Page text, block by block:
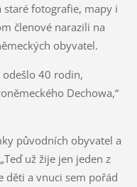
staré fotografie, mapy i
členové narazili na
obyvatel.
odešlo 40 rodin,
Dechowa,“
původních obyvatel a
už žije jen jeden z
děti a vnuci sem pořád